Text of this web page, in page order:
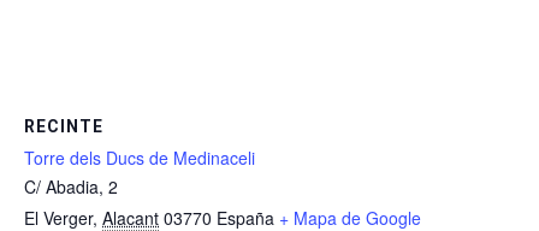
RECINTE
Torre dels Ducs de Medinaceli
C/ Abadia, 2
El Verger, Alacant 03770 España + Mapa de Google